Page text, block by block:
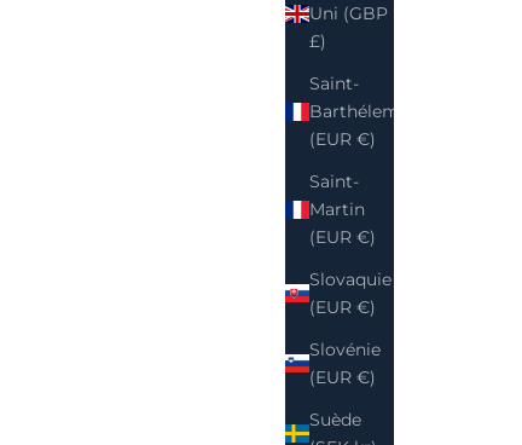
Uni (GBP
£)
Saint-
Barthélemy
(EUR €)
Saint-
Martin
(EUR €)
Slovaquie
(EUR €)
Slovénie
(EUR €)
Suède